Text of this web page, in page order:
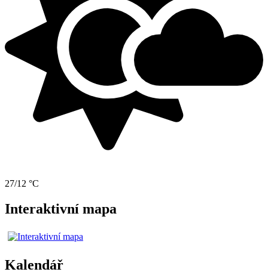
27/12 °C
Interaktivní mapa
Kalendář